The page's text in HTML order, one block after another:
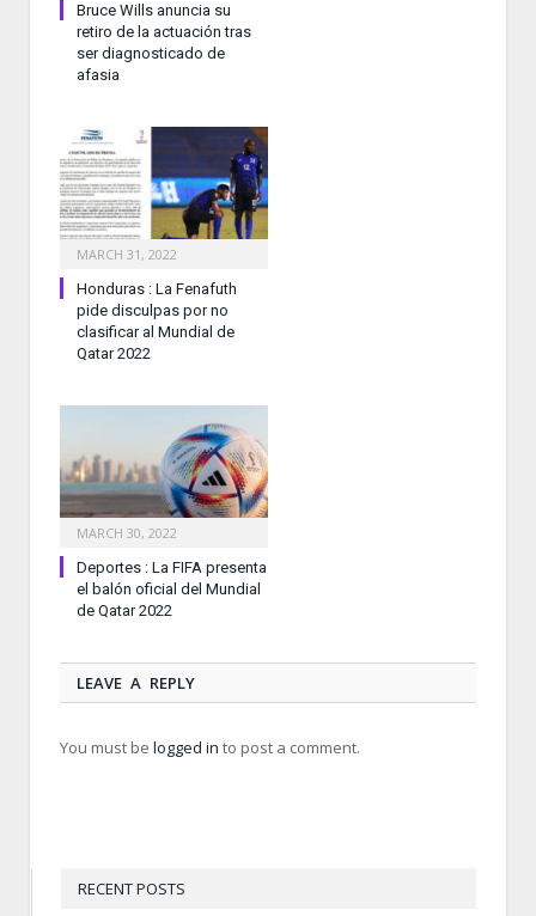
Bruce Wills anuncia su
retiro de la actuación tras
ser diagnosticado de
afasia
MARCH 31, 2022
Honduras : La Fenafuth
pide disculpas por no
clasificar al Mundial de
Qatar 2022
MARCH 30, 2022
Deportes : La FIFA presenta
el balón oficial del Mundial
de Qatar 2022
LEAVE A REPLY
You must be logged in to post a comment.
RECENT POSTS